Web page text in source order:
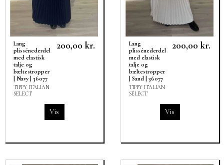
Lang
plissénederdel
med elastisk
talje og
bæltestropper
| Navy | 36077
TIPPY ITALIAN
SELECT
200,00 kr.
Vis
Lang
plissénederdel
med elastisk
talje og
bæltestropper
| Sand | 36077
TIPPY ITALIAN
SELECT
200,00 kr.
Vis